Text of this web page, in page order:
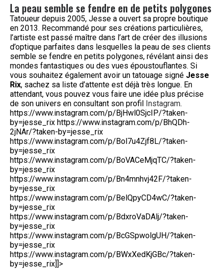
La peau semble se fendre en de petits polygones
Tatoueur depuis 2005, Jesse a ouvert sa propre boutique
en 2013. Recommandé pour ses créations particulières,
l’artiste est passé maître dans l’art de créer des illusions
d’optique parfaites dans lesquelles la peau de ses clients
semble se fendre en petits polygones, révélant ainsi des
mondes fantastiques ou des vues époustouflantes. Si
vous souhaitez également avoir un tatouage signé Jesse
Rix, sachez sa liste d’attente est déjà très longue. En
attendant, vous pouvez vous faire une idée plus précise
de son univers en consultant son profil Instagram.
https://www.instagram.com/p/BjHwl0SjcIP/?taken-
by=jesse_rix https://www.instagram.com/p/BhQDh-
2jNAr/?taken-by=jesse_rix
https://www.instagram.com/p/Bol7u4Zjf8L/?taken-
by=jesse_rix
https://www.instagram.com/p/BoVACeMjqTC/?taken-
by=jesse_rix
https://www.instagram.com/p/Bn4mnhvj42F/?taken-
by=jesse_rix
https://www.instagram.com/p/BelQpyCD4wC/?taken-
by=jesse_rix
https://www.instagram.com/p/BdxroVaDAlj/?taken-
by=jesse_rix
https://www.instagram.com/p/BcGSpwolgUH/?taken-
by=jesse_rix
https://www.instagram.com/p/BWxXedKjGBc/?taken-
by=jesse_rix]]>